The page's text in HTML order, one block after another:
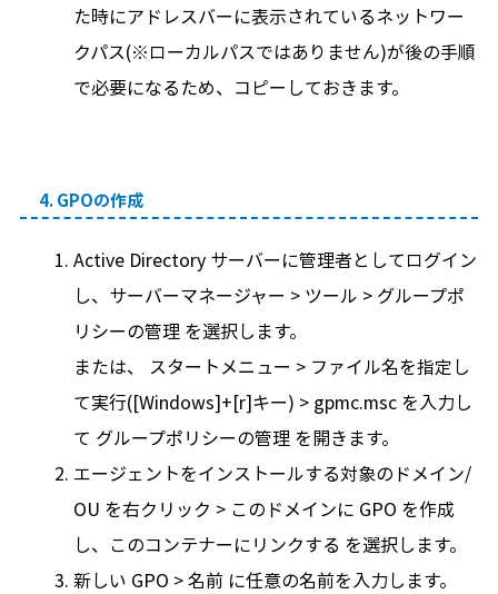
た時にアドレスバーに表示されているネットワー
クパス(※ローカルパスではありません)が後の手順
で必要になるため、コピーしておきます。
4. GPOの作成
Active Directory サーバーに管理者としてログイン
し、サーバーマネージャー > ツール > グループポ
リシーの管理 を選択します。
または、 スタートメニュー > ファイル名を指定し
て実行([Windows]+[r]キー) > gpmc.msc を入力し
て グループポリシーの管理 を開きます。
エージェントをインストールする対象のドメイン/
OU を右クリック > このドメインに GPO を作成
し、このコンテナーにリンクする を選択します。
新しい GPO > 名前 に任意の名前を入力します。